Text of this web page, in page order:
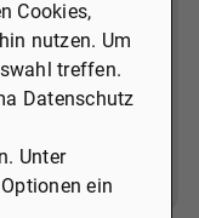
Media-
externen
der
keiner
Cookies,
nutzen. Um
treffen.
Datenschutz
Unter
ein